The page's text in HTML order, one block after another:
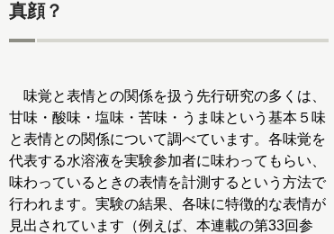
真顔？
味覚と表情との関係を扱う先行研究の多くは、
甘味・酸味・塩味・苦味・うま味という基本５味
と表情との関係について調べています。各味覚を
代表する水溶液を実験参加者に味わってもらい、
味わっているときの表情を計測するという方法で
行われます。実験の結果、各味に特徴的な表情が
見出されています（例えば、本連載の第33回参